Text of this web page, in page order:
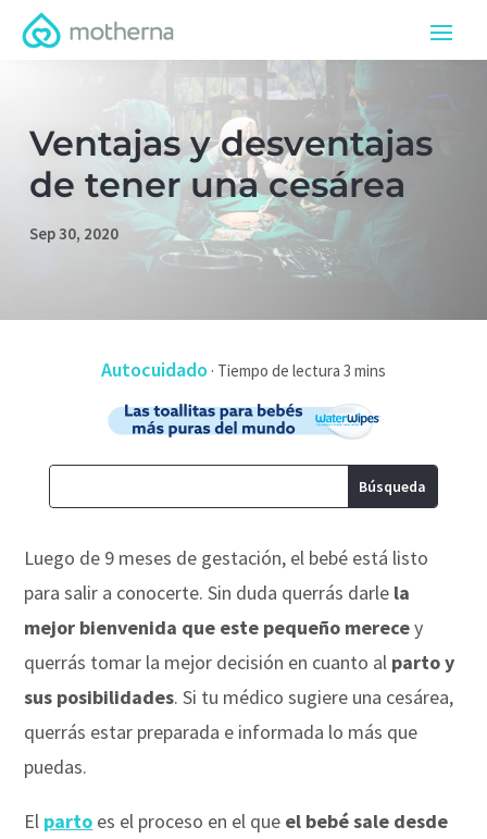
Ventajas y desventajas
de tener una cesárea
Sep 30, 2020
Autocuidado ·
Luego de 9 meses de gestación, el bebé está listo
para salir a conocerte. Sin duda querrás darle la
mejor bienvenida que este pequeño merecey
querrás tomar la mejor decisión en cuanto al parto y
sus posibilidades. Si tu médico sugiere una cesárea,
querrás estar preparada e informada lo más que
puedas.
El parto es el proceso en el que el bebé sale desde